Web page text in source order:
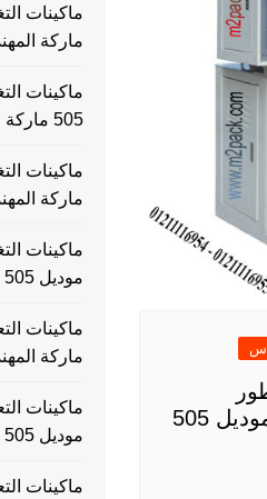
والصابون السائل اتوماتيك موديل 505
ماركة
ماكينات
505 ماركة المهندس منسى
ماركة
ماكينات
موديل 505 ماركة المهندس منسى
ماركة
ماكينات
موديل 505 ماركة المهندس منسى
ماكينات